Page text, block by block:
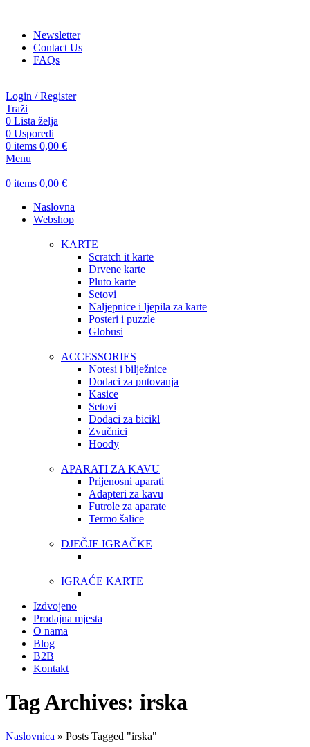
Newsletter
Contact Us
FAQs
Login / Register
Traži
0 Lista želja
0 Usporedi
0 items 0,00 €
Menu
0 items 0,00 €
Naslovna
Webshop
KARTE
Scratch it karte
Drvene karte
Pluto karte
Setovi
Naljepnice i ljepila za karte
Posteri i puzzle
Globusi
ACCESSORIES
Notesi i bilježnice
Dodaci za putovanja
Kasice
Setovi
Dodaci za bicikl
Zvučnici
Hoody
APARATI ZA KAVU
Prijenosni aparati
Adapteri za kavu
Futrole za aparate
Termo šalice
DJEČJE IGRAČKE
IGRAĆE KARTE
Izdvojeno
Prodajna mjesta
O nama
Blog
B2B
Kontakt
Tag Archives: irska
Naslovnica » Posts Tagged "irska"